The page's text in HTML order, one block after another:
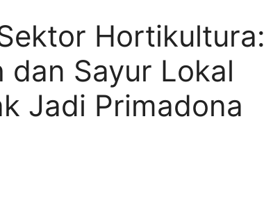
Hortikultura:
dan Sayur Lokal
Jadi Primadona